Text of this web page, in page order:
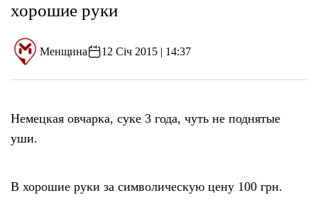
хорошие руки
Менщина 12 Січ 2015 | 14:37
Немецкая овчарка, суке 3 года, чуть не поднятые
уши.
В хорошие руки за символическую цену 100 грн.